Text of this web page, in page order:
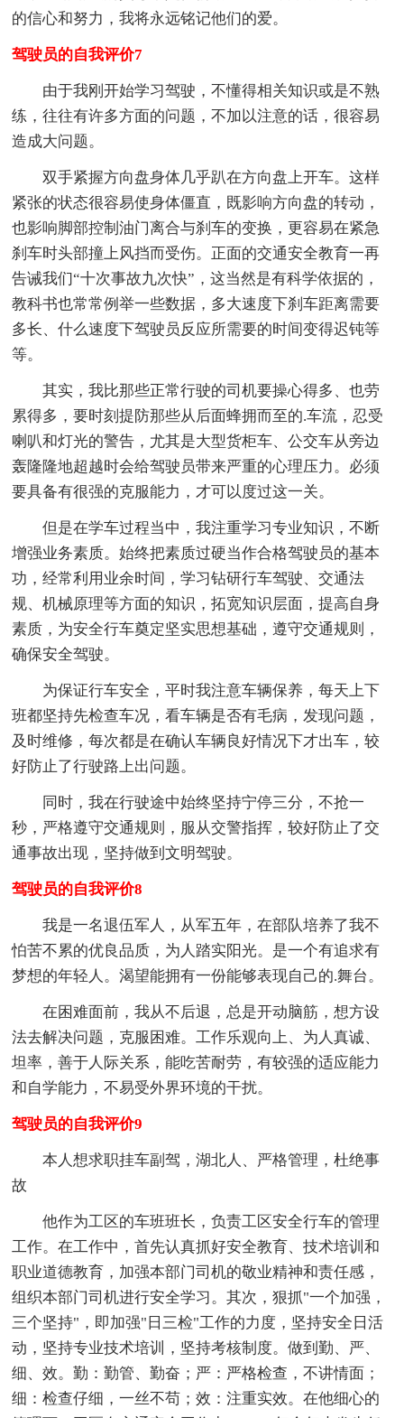
的信心和努力，我将永远铭记他们的爱。
驾驶员的自我评价7
由于我刚开始学习驾驶，不懂得相关知识或是不熟
练，往往有许多方面的问题，不加以注意的话，很容易
造成大问题。
双手紧握方向盘身体几乎趴在方向盘上开车。这样
紧张的状态很容易使身体僵直，既影响方向盘的转动，
也影响脚部控制油门离合与刹车的变换，更容易在紧急
刹车时头部撞上风挡而受伤。正面的交通安全教育一再
告诫我们“十次事故九次快”，这当然是有科学依据的，
教科书也常常例举一些数据，多大速度下刹车距离需要
多长、什么速度下驾驶员反应所需要的时间变得迟钝等
等。
其实，我比那些正常行驶的司机要操心得多、也劳
累得多，要时刻提防那些从后面蜂拥而至的.车流，忍受
喇叭和灯光的警告，尤其是大型货柜车、公交车从旁边
轰隆隆地超越时会给驾驶员带来严重的心理压力。必须
要具备有很强的克服能力，才可以度过这一关。
但是在学车过程当中，我注重学习专业知识，不断
增强业务素质。始终把素质过硬当作合格驾驶员的基本
功，经常利用业余时间，学习钻研行车驾驶、交通法
规、机械原理等方面的知识，拓宽知识层面，提高自身
素质，为安全行车奠定坚实思想基础，遵守交通规则，
确保安全驾驶。
为保证行车安全，平时我注意车辆保养，每天上下
班都坚持先检查车况，看车辆是否有毛病，发现问题，
及时维修，每次都是在确认车辆良好情况下才出车，较
好防止了行驶路上出问题。
同时，我在行驶途中始终坚持宁停三分，不抢一
秒，严格遵守交通规则，服从交警指挥，较好防止了交
通事故出现，坚持做到文明驾驶。
驾驶员的自我评价8
我是一名退伍军人，从军五年，在部队培养了我不
怕苦不累的优良品质，为人踏实阳光。是一个有追求有
梦想的年轻人。渴望能拥有一份能够表现自己的.舞台。
在困难面前，我从不后退，总是开动脑筋，想方设
法去解决问题，克服困难。工作乐观向上、为人真诚、
坦率，善于人际关系，能吃苦耐劳，有较强的适应能力
和自学能力，不易受外界环境的干扰。
驾驶员的自我评价9
本人想求职挂车副驾，湖北人、严格管理，杜绝事
故
他作为工区的车班班长，负责工区安全行车的管理
工作。在工作中，首先认真抓好安全教育、技术培训和
职业道德教育，加强本部门司机的敬业精神和责任感，
组织本部门司机进行安全学习。其次，狠抓"一个加强，
三个坚持"，即加强"日三检"工作的力度，坚持安全日活
动，坚持专业技术培训，坚持考核制度。做到勤、严、
细、效。勤：勤管、勤奋；严：严格检查，不讲情面；
细：检查仔细，一丝不苟；效：注重实效。在他细心的